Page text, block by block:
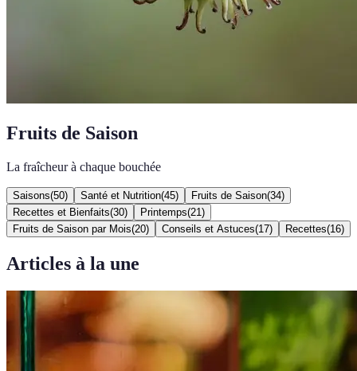
Fruits de Saison
La fraîcheur à chaque bouchée
Saisons(50) Santé et Nutrition(45) Fruits de Saison(34)
Recettes et Bienfaits(30) Printemps(21 )
Fruits de Saison par Mois(20) Conseils et Astuces(17) Recettes(16)
Articles à la une